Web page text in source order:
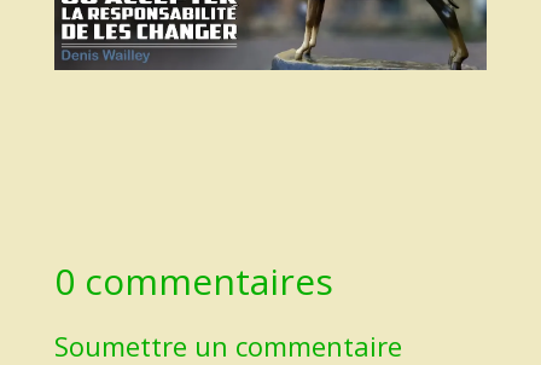
0 commentaires
Soumettre un commentaire